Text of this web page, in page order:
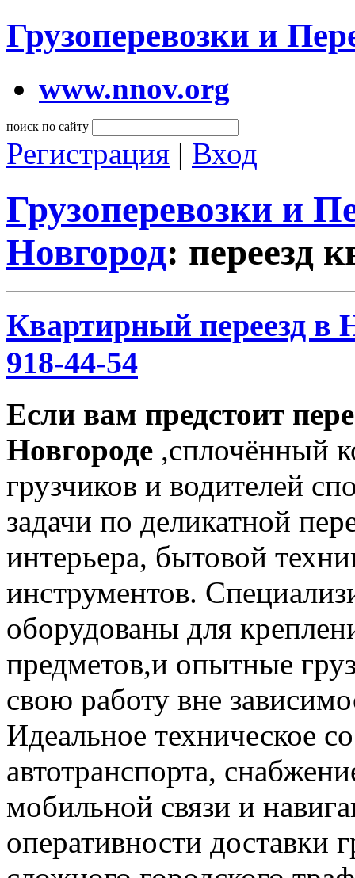
Грузоперевозки и
www.nnov.org
поиск по сайту
Регистрация | Вход
Грузоперевозки и
Новгород: переезд
Квартирный переезд в
918-44-54
Если вам предстоит
Новгороде ,сплочённый
грузчиков и водителей
задачи по деликатной
интерьера, бытовой
инструментов.
оборудованы для
предметов,и опытные
свою работу вне
Идеальное техническое
автотранспорта,
мобильной связи и
оперативности доставки